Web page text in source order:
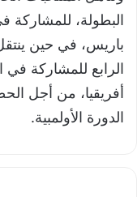
باريس، في حين
الرابع للمشاركة في
أفريقيا، من أجل
الدورة الأولمبية.